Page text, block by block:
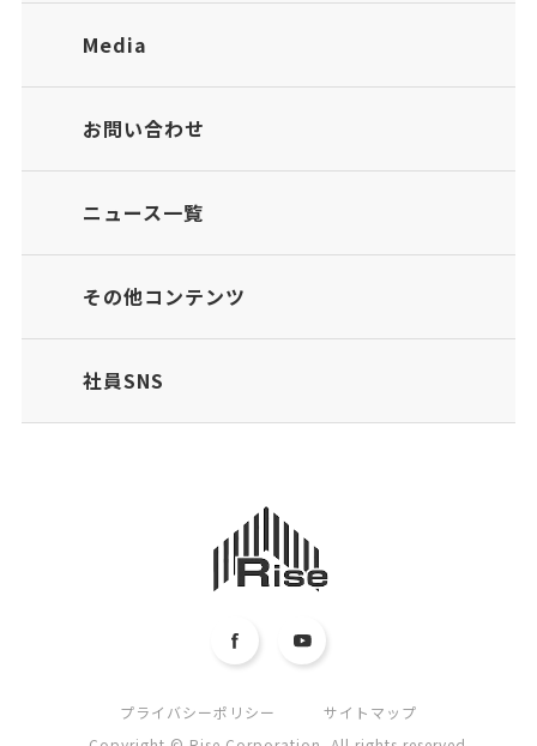
Media
お問い合わせ
ニュース一覧
その他コンテンツ
社員SNS
プライバシーポリシー
サイトマップ